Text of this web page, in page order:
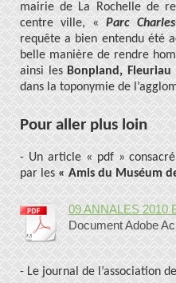
mairie de La Rochelle de
centre ville, «Parc
requête a bien entendu été
belle manière de rendre
ainsi lesBonpland, Fleuriau
dans la toponymie de
Pour aller plus loin
- Un article « pdf »
par les« Amis du Muséum
09 ANNALES 2010
Document Adobe
- Le journal de l’association